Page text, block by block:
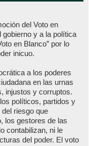
del Voto en
y a la política
en Blanco” por lo
inicuo.
a los poderes
en las urnas
injustos y corruptos.
políticos, partidos y
riesgo que
los gestores de las
contabilizan, ni le
del poder. El voto